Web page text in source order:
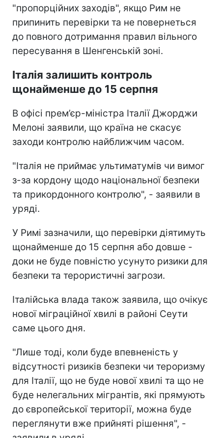
"пропорційних заходів", якщо Рим не
припинить перевірки та не повернеться
до повного дотримання правил вільного
пересування в Шенгенській зоні.
Італія залишить контроль
щонайменше до 15 серпня
В офісі прем’єр-міністра Італії Джорджи
Мелоні заявили, що країна не скасує
заходи контролю найближчим часом.
"Італія не приймає ультиматумів чи вимог
з-за кордону щодо національної безпеки
та прикордонного контролю", - заявили в
уряді.
У Римі зазначили, що перевірки діятимуть
щонайменше до 15 серпня або довше -
доки не буде повністю усунуто ризики для
безпеки та терористичні загрози.
Італійська влада також заявила, що очікує
нової міграційної хвилі в районі Сеути
саме цього дня.
"Лише тоді, коли буде впевненість у
відсутності ризиків безпеки чи тероризму
для Італії, що не буде нової хвилі та що не
буде нелегальних мігрантів, які прямують
до європейської території, можна буде
переглянути вже прийняті рішення", -